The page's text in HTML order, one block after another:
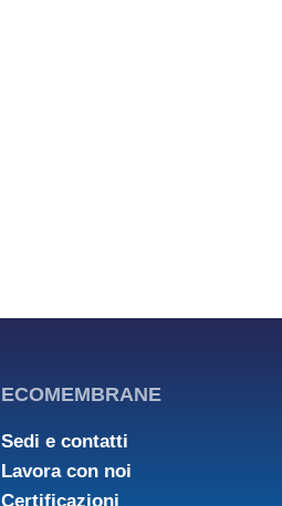
ECOMEMBRANE
Sedi e contatti
Lavora con noi
Certificazioni